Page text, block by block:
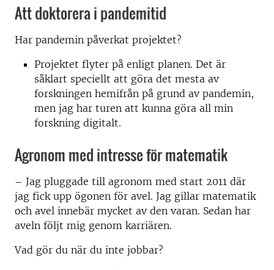
Att doktorera i pandemitid
Har pandemin påverkat projektet?
Projektet flyter på enligt planen. Det är
såklart speciellt att göra det mesta av
forskningen hemifrån på grund av pandemin,
men jag har turen att kunna göra all min
forskning digitalt.
Agronom med intresse för matematik
– Jag pluggade till agronom med start 2011 där
jag fick upp ögonen för avel. Jag gillar matematik
och avel innebär mycket av den varan. Sedan har
aveln följt mig genom karriären.
Vad gör du när du inte jobbar?